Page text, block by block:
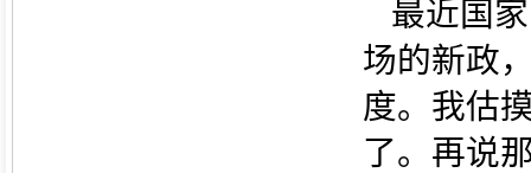
最近国
场的新政
度。我估
了。再说